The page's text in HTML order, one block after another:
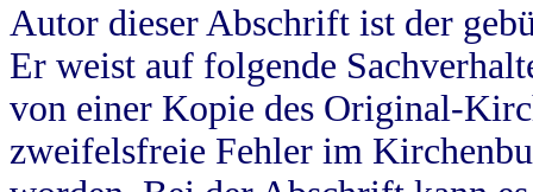
Autor dieser Abschrift ist der
Er weist auf folgende
von einer Kopie des Original-
zweifelsfreie Fehler im